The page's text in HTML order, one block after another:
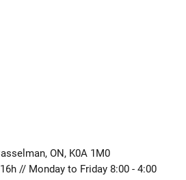
ON, K0A 1M0
// Monday to Friday 8:00 - 4:00